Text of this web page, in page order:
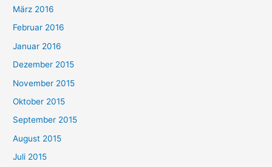
März 2016
Februar 2016
Januar 2016
Dezember 2015
November 2015
Oktober 2015
September 2015
August 2015
Juli 2015